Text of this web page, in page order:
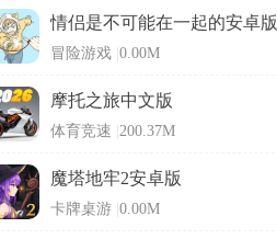
情侣是不可能在一起的安卓版
冒险游戏 0.00M
摩托之旅中文版
体育竞速 200.37M
魔塔地牢2安卓版
卡牌桌游 0.00M